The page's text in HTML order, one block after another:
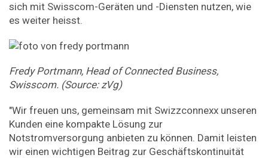
sich mit Swisscom-Geräten und -Diensten nutzen, wie
es weiter heisst.
Fredy Portmann, Head of Connected Business,
Swisscom. (Source: zVg)
"Wir freuen uns, gemeinsam mit Swizzconnexx unseren
Kunden eine kompakte Lösung zur
Notstromversorgung anbieten zu können. Damit leisten
wir einen wichtigen Beitrag zur Geschäftskontinuität